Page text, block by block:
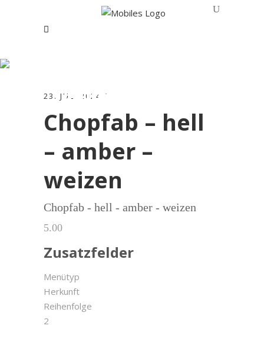
amber – weizen
23. JULI 2024
Chopfab – hell
– amber –
weizen
Chopfab - hell - amber - weizen
5.00
Zusatzfelder
Menütyp
Herkunft
Reihenfolge
2